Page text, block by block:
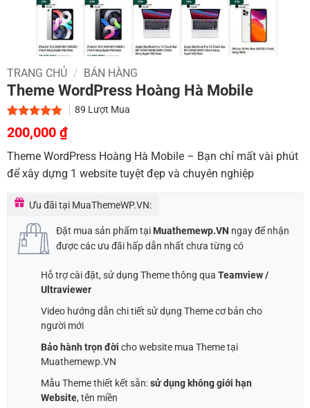
TRANG CHỦ / BÁN HÀNG
Theme WordPress Hoàng Hà Mobile
5.00trên 5
dựa trên
2
89 Lượt Mua
Giá
gốc
là:
1,000,000 ₫.
200,000 ₫Giá
hiện
tại
200,000 ₫.
Theme WordPress Hoàng Hà Mobile – Bạn chỉ mất vài phút
để xây dựng 1 website tuyệt đẹp và chuyên nghiệp
Ưu đãi tại MuaThemeWP.VN:
Đặt mua sản phẩm tại Muathemewp.VN ngay để nhận
được các ưu đãi hấp dẫn nhất chưa từng có
Hỗ trợ cài đặt, sử dụng Theme thông qua Teamview /
Ultraviewer
Video hướng dẫn chi tiết sử dụng Theme cơ bản cho
người mới
Bảo hành trọn đời cho website mua Theme tại
Muathemewp.VN
Mẫu Theme thiết kết sẵn:sử dụng không giới hạn
Website, tên miền